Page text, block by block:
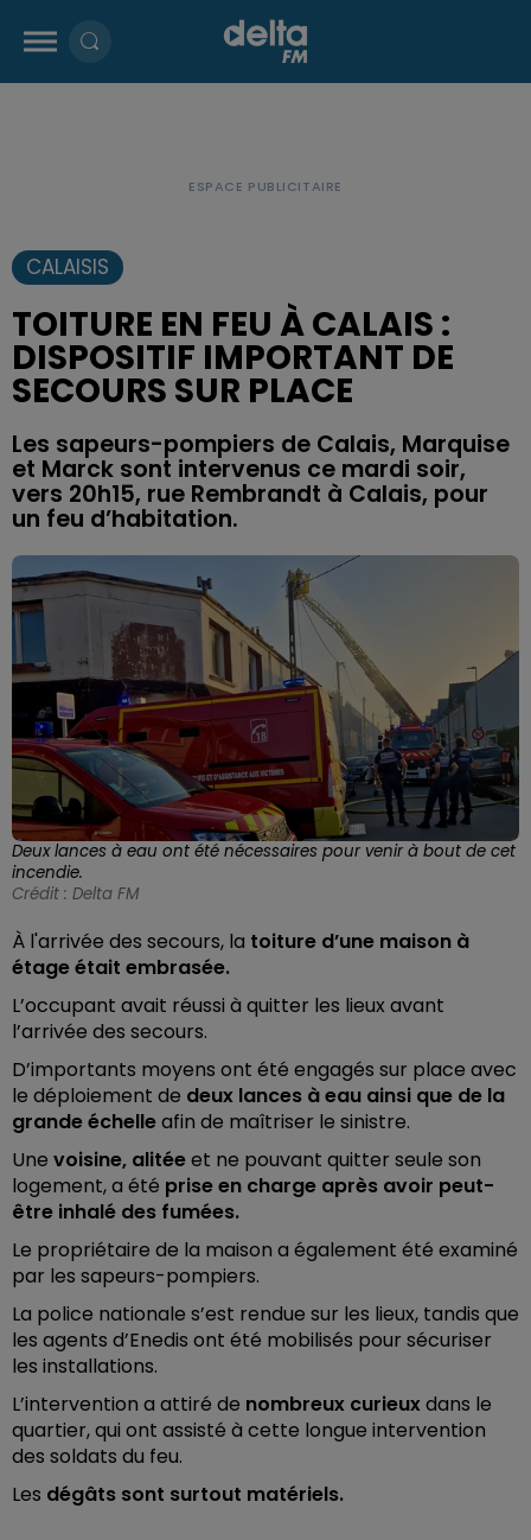
CALAISIS
TOITURE EN FEU À CALAIS :
DISPOSITIF IMPORTANT DE
SECOURS SUR PLACE
Les sapeurs-pompiers de Calais, Marquise
et Marck sont intervenus ce mardi soir,
vers 20h15, rue Rembrandt à Calais, pour
un feu d’habitation.
Deux lances à eau ont été nécessaires pour venir à bout de cet
incendie.
Crédit : Delta FM
À l'arrivée des secours, la toiture d’une maison à
étage était embrasée.
L’occupant avait réussi à quitter les lieux avant
l’arrivée des secours.
D’importants moyens ont été engagés sur place avec
le déploiement de deux lances à eau ainsi que de la
grande échelleafin de maîtriser le sinistre.
Une voisine, alitéeet ne pouvant quitter seule son
logement, a été prise en charge après avoir peut-
être inhalé des fumées.
Le propriétaire de la maison a également été examiné
par les sapeurs-pompiers.
La police nationale s’est rendue sur les lieux, tandis que
les agents d’Enedis ont été mobilisés pour sécuriser
les installations.
L’intervention a attiré de nombreux curieuxdans le
quartier, qui ont assisté à cette longue intervention
des soldats du feu.
Les dégâts sont surtout matériels.